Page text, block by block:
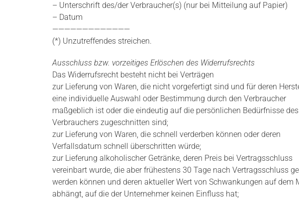
– Unterschrift des/der Verbraucher(s) (nur bei Mitteilung auf Papier)
– Datum
—————————————
(*) Unzutreffendes streichen.
Ausschluss bzw. vorzeitiges Erlöschen des Widerrufsrechts
Das Widerrufsrecht besteht nicht bei Verträgen
zur Lieferung von Waren, die nicht vorgefertigt sind und für deren
eine individuelle Auswahl oder Bestimmung durch den Verbraucher
maßgeblich ist oder die eindeutig auf die persönlichen Bedürfnisse des
Verbrauchers zugeschnitten sind;
zur Lieferung von Waren, die schnell verderben können oder deren
Verfallsdatum schnell überschritten würde;
zur Lieferung alkoholischer Getränke, deren Preis bei Vertragsschluss
vereinbart wurde, die aber frühestens 30 Tage nach Vertragsschluss
werden können und deren aktueller Wert von Schwankungen auf dem
abhängt, auf die der Unternehmer keinen Einfluss hat;